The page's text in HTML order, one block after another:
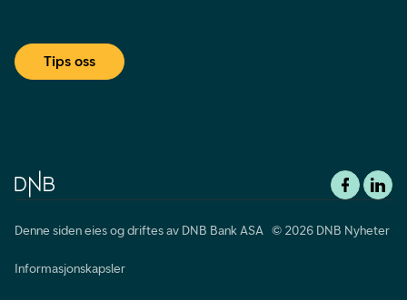
Tips oss
Denne siden eies og driftes av DNB Bank ASA © 2026 DNB Nyheter
Informasjonskapsler